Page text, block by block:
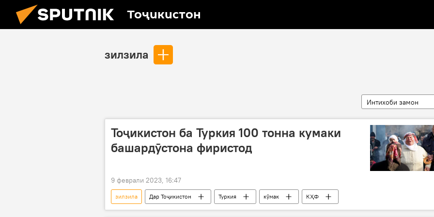
Тоҷикистон
зилзила
Интихоби замон
Тоҷикистон ба Туркия 100 тонна кумаки
башардӯстона фиристод
9 феврали 2023, 16:47
зилзила Дар Тоҷикистон Туркия кӯмак КҲФ